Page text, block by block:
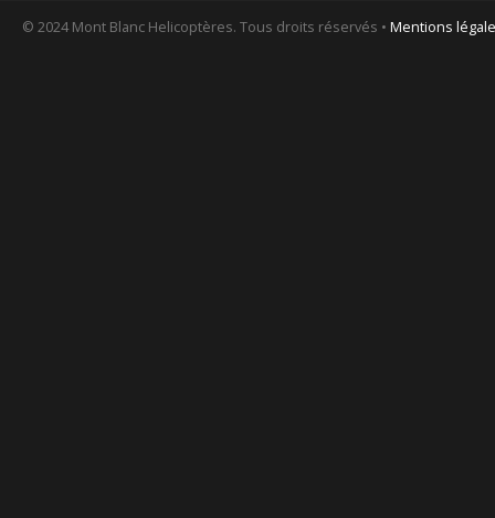
© 2024 Mont Blanc Helicoptères. Tous droits réservés • Mentions